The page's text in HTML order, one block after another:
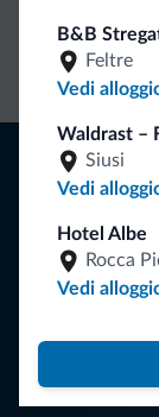
B&B
Feltre
Vedi
Waldrast –
Siusi
Vedi
Hotel Albe
Rocca
Vedi
Contatto
diretto